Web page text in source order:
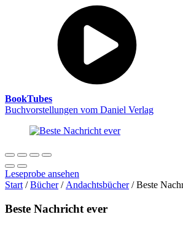
BookTubes
Buchvorstellungen vom Daniel Verlag
Leseprobe ansehen
Start /Bücher/ Andachtsbücher/ Beste
Beste Nachricht ever